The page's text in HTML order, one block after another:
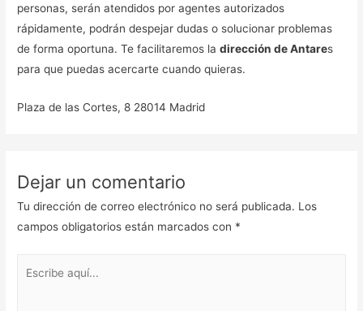
personas, serán atendidos por agentes autorizados
rápidamente, podrán despejar dudas o solucionar problemas
de forma oportuna. Te facilitaremos ladirección de Antares
para que puedas acercarte cuando quieras.
Plaza de las Cortes, 8 28014 Madrid
Dejar un comentario
Tu dirección de correo electrónico no será publicada. Los
campos obligatorios están marcados con *